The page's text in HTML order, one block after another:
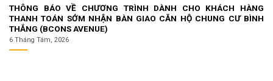
THÔNG BÁO VỀ CHƯƠNG TRÌNH DÀNH CHO KHÁCH HÀNG
THANH TOÁN SỚM NHẬN BÀN GIAO CĂN HỘ CHUNG CƯ BÌNH
THẮNG (BCONS AVENUE)
6 Tháng Tám, 2026